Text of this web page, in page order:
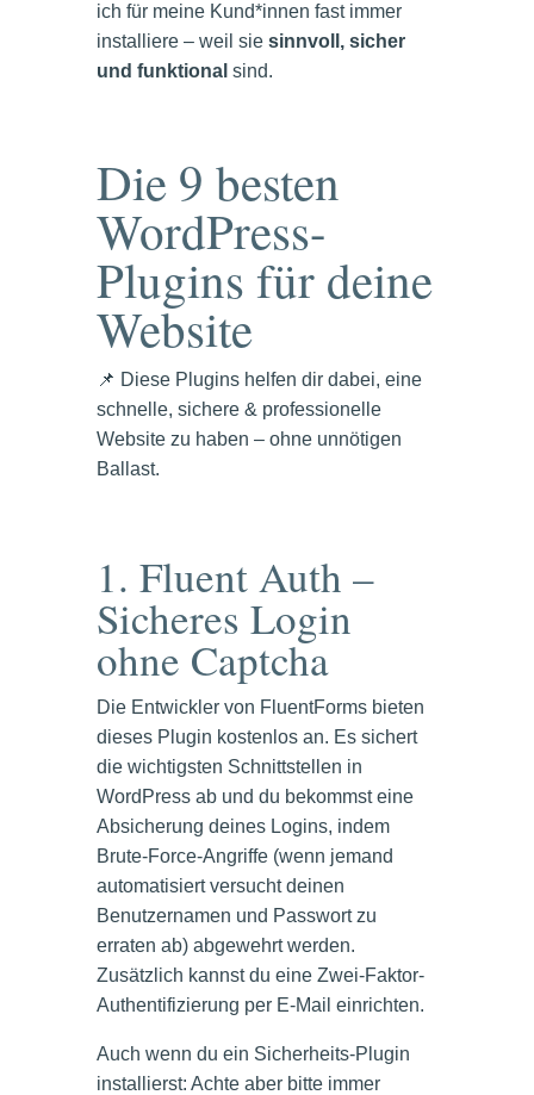
ich für meine Kund*innen fast immer
installiere – weil sie sinnvoll, sicher
und funktional sind.
Die 9 besten
WordPress-
Plugins für deine
Website
📌 Diese Plugins helfen dir dabei, eine
schnelle, sichere & professionelle
Website zu haben – ohne unnötigen
Ballast.
1. Fluent Auth –
Sicheres Login
ohne Captcha
Die Entwickler von FluentForms bieten
dieses Plugin kostenlos an. Es sichert
die wichtigsten Schnittstellen in
WordPress ab und du bekommst eine
Absicherung deines Logins, indem
Brute-Force-Angriffe (wenn jemand
automatisiert versucht deinen
Benutzernamen und Passwort zu
erraten ab) abgewehrt werden.
Zusätzlich kannst du eine Zwei-Faktor-
Authentifizierung per E-Mail einrichten.
Auch wenn du ein Sicherheits-Plugin
installierst: Achte aber bitte immer